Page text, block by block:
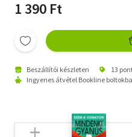
1 390 Ft
Beszállítói készleten 13
Ingyenes átvétel Bookline